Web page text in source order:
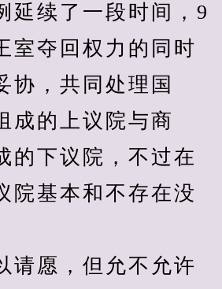
续了一段时间，9
室夺回权力的同时
协，共同处理国
成的上议院与商
的下议院，不过在
院基本和不存在没
愿，但允不允许